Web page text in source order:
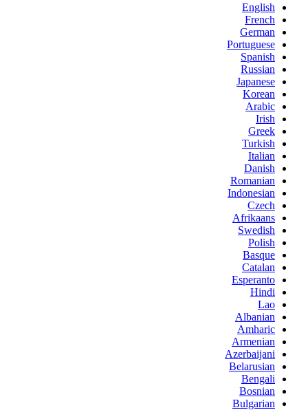
English
French
German
Portuguese
Spanish
Russian
Japanese
Korean
Arabic
Irish
Greek
Turkish
Italian
Danish
Romanian
Indonesian
Czech
Afrikaans
Swedish
Polish
Basque
Catalan
Esperanto
Hindi
Lao
Albanian
Amharic
Armenian
Azerbaijani
Belarusian
Bengali
Bosnian
Bulgarian